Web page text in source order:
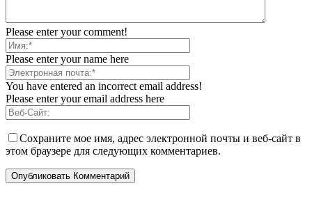
Please enter your comment!
Please enter your name here
You have entered an incorrect email address!
Please enter your email address here
Сохраните мое имя, адрес электронной почты и веб-сайт в
этом браузере для следующих комментариев.